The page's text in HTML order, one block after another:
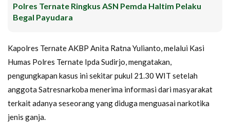
Polres Ternate Ringkus ASN Pemda Haltim Pelaku
Begal Payudara
Kapolres Ternate AKBP Anita Ratna Yulianto, melalui Kasi
Humas Polres Ternate Ipda Sudirjo, mengatakan,
pengungkapan kasus ini sekitar pukul 21.30 WIT setelah
anggota Satresnarkoba menerima informasi dari masyarakat
terkait adanya seseorang yang diduga menguasai narkotika
jenis ganja.